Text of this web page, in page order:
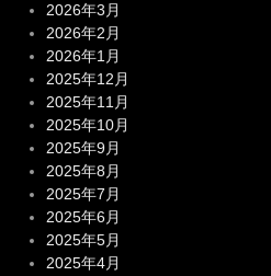
2026年3月
2026年2月
2026年1月
2025年12月
2025年11月
2025年10月
2025年9月
2025年8月
2025年7月
2025年6月
2025年5月
2025年4月